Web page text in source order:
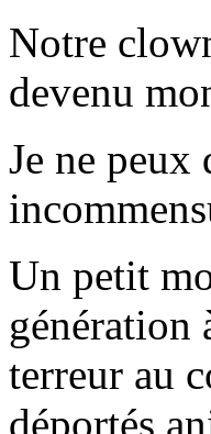
Notre
devenu
Je ne peux
Un petit
génération
terreur au
déportés